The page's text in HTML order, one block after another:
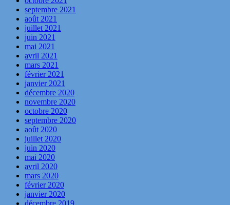
septembre 2021
août 2021
juillet 2021
juin 2021
mai 2021
avril 2021
mars 2021
février 2021
janvier 2021
décembre 2020
novembre 2020
octobre 2020
septembre 2020
août 2020
juillet 2020
juin 2020
mai 2020
avril 2020
mars 2020
février 2020
janvier 2020